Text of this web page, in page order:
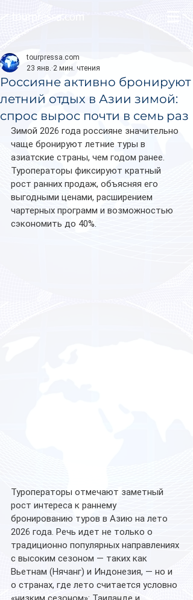
Россияне активно бронируют
летний отдых в Азии зимой:
спрос вырос почти в семь раз
tourpressa.com
23 янв. 2 мин. чтения
Зимой 2026 года россияне значительно
чаще бронируют летние туры в
азиатские страны, чем годом ранее.
Туроператоры фиксируют кратный
рост ранних продаж, объясняя его
выгодными ценами, расширением
чартерных программ и возможностью
сэкономить до 40%.
Туроператоры отмечают заметный
рост интереса к раннему
бронированию туров в Азию на лето
2026 года. Речь идет не только о
традиционно популярных направлениях
с высоким сезоном — таких как
Вьетнам (Нячанг) и Индонезия, — но и
о странах, где лето считается условно